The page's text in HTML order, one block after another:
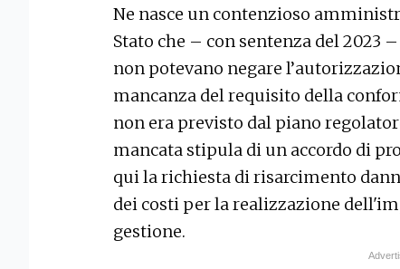
Ne nasce un contenzioso
Stato che – con sentenza del 2023
non potevano negare
mancanza del requisito della
non era previsto dal piano
mancata stipula di un accordo di
qui la richiesta di risarcimento
dei costi per la realizzazione
gestione.